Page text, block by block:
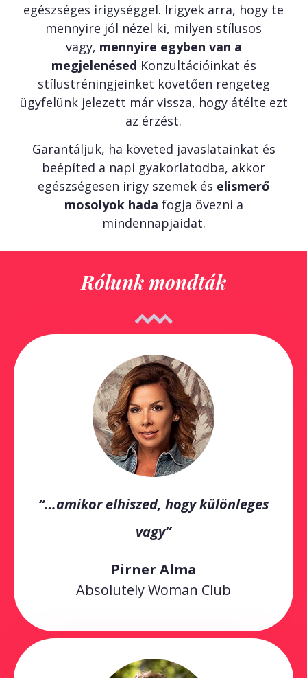
egészséges irigységgel. Irigyek arra, hogy te
mennyire jól nézel ki, milyen stílusos
vagy, mennyire egyben van a
megjelenésed Konzultációinkat és
stílustréningjeinket követően rengeteg
ügyfelünk jelezett már vissza, hogy átélte ezt
az érzést.
Garantáljuk, ha követed javaslatainkat és
beépíted a napi gyakorlatodba, akkor
egészségesen irigy szemek és elismerő
mosolyok hada fogja övezni a
mindennapjaidat.
Rólunk mondták
“…amikor elhiszed, hogy különleges
vagy”
Pirner Alma
Absolutely Woman Club